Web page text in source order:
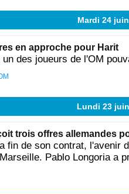
Mardi 24
en approche pour Harit
des joueurs de l'OM
Lundi 23
trois offres allemandes
fin de son contrat, l'avenir
Pablo Longoria a